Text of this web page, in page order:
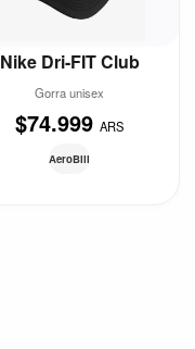
Nike Dri-FIT Club
Gorra unisex
$74.999 ARS
AeroBill